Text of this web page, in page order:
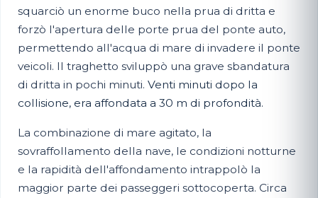
squarciò un enorme buco nella prua di dritta e
forzò l'apertura delle porte prua del ponte auto,
permettendo all'acqua di mare di invadere il ponte
veicoli. Il traghetto sviluppò una grave sbandatura
di dritta in pochi minuti. Venti minuti dopo la
collisione, era affondata a 30 m di profondità.
La combinazione di mare agitato, la
sovraffollamento della nave, le condizioni notturne
e la rapidità dell'affondamento intrappolò la
maggior parte dei passeggeri sottocoperta. Circa